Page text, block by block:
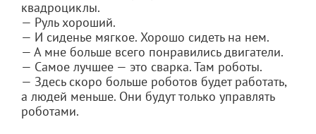
квадроциклы.
— Руль хороший.
— И сиденье мягкое. Хорошо сидеть на нем.
— А мне больше всего понравились двигатели.
— Самое лучшее — это сварка. Там роботы.
— Здесь скоро больше роботов будет работать,
а людей меньше. Они будут только управлять
роботами.